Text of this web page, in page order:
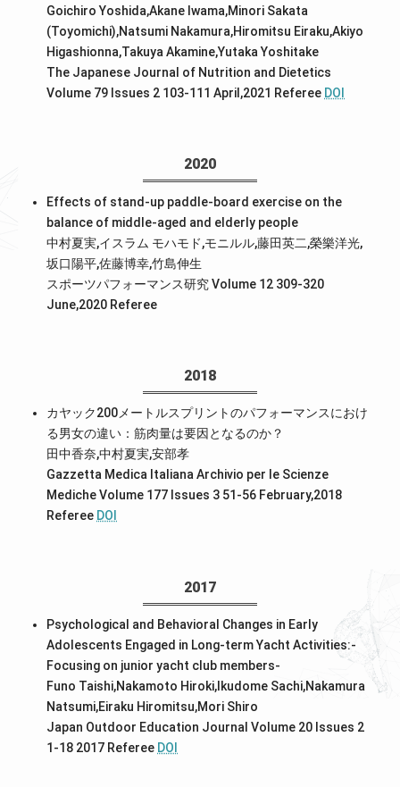
Goichiro Yoshida,Akane Iwama,Minori Sakata
(Toyomichi),Natsumi Nakamura,Hiromitsu Eiraku,Akiyo
Higashionna,Takuya Akamine,Yutaka Yoshitake
The Japanese Journal of Nutrition and Dietetics
Volume 79 Issues 2 103-111 April,2021 Referee DOI
2020
Effects of stand-up paddle-board exercise on the
balance of middle-aged and elderly people
中村夏実,イスラム モハモド,モニルル,藤田英二,榮樂洋光,
坂口陽平,佐藤博幸,竹島伸生
スポーツパフォーマンス研究 Volume 12 309-320
June,2020 Referee
2018
カヤック200メートルスプリントのパフォーマンスにおけ
る男女の違い：筋肉量は要因となるのか？
田中香奈,中村夏実,安部孝
Gazzetta Medica Italiana Archivio per le Scienze
Mediche Volume 177 Issues 3 51-56 February,2018
Referee DOI
2017
Psychological and Behavioral Changes in Early
Adolescents Engaged in Long-term Yacht Activities:-
Focusing on junior yacht club members-
Funo Taishi,Nakamoto Hiroki,Ikudome Sachi,Nakamura
Natsumi,Eiraku Hiromitsu,Mori Shiro
Japan Outdoor Education Journal Volume 20 Issues 2
1-18 2017 Referee DOI